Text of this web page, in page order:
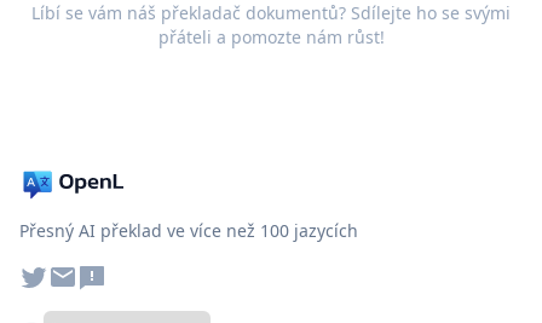
Líbí se vám náš překladač dokumentů? Sdílejte ho se svými
přáteli a pomozte nám růst!
Přesný AI překlad ve více než 100 jazycích